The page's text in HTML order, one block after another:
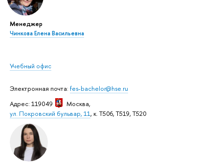
Менеджер
Чинкова Елена Васильевна
Учебный офис
Электронная почта: fes-bachelor@hse.ru
Адрес: 119049
Москва,
ул. Покровский бульвар, 11, к. Т506, Т519, Т520